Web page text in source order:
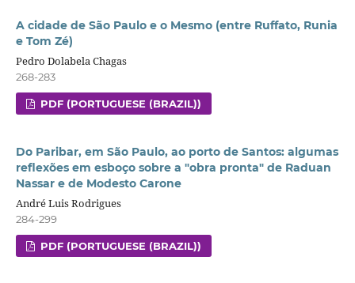
A cidade de São Paulo e o Mesmo (entre Ruffato, Runia
e Tom Zé)
Pedro Dolabela Chagas
268-283
PDF (PORTUGUESE (BRAZIL))
Do Paribar, em São Paulo, ao porto de Santos: algumas
reflexões em esboço sobre a "obra pronta" de Raduan
Nassar e de Modesto Carone
André Luis Rodrigues
284-299
PDF (PORTUGUESE (BRAZIL))